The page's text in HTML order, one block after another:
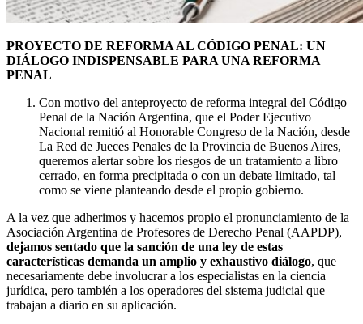
PROYECTO DE REFORMA AL CÓDIGO PENAL: UN
DIÁLOGO INDISPENSABLE PARA UNA REFORMA
PENAL
Con motivo del anteproyecto de reforma integral del Código
Penal de la Nación Argentina, que el Poder Ejecutivo
Nacional remitió al Honorable Congreso de la Nación, desde
La Red de Jueces Penales de la Provincia de Buenos Aires,
queremos alertar sobre los riesgos de un tratamiento a libro
cerrado, en forma precipitada o con un debate limitado, tal
como se viene planteando desde el propio gobierno.
A la vez que adherimos y hacemos propio el pronunciamiento de la
Asociación Argentina de Profesores de Derecho Penal (AAPDP),
dejamos sentado que la sanción de una ley de estas
características demanda un amplio y exhaustivo diálogo, que
necesariamente debe involucrar a los especialistas en la ciencia
jurídica, pero también a los operadores del sistema judicial que
trabajan a diario en su aplicación.